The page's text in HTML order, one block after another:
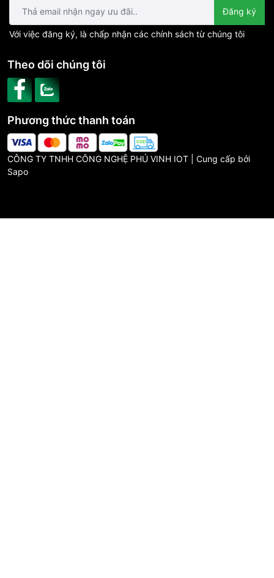
Đăng ký
Với việc đăng ký, là chấp nhận các chính sách từ chúng tôi
CÔNG TY TNHH CÔNG NGHỆ PHÚ VINH IOT | Cung cấp bởi
Sapo
Phương thức thanh toán
Theo dõi chúng tôi